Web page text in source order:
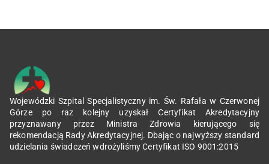
Wojewódzki Szpital Specjalistyczny im. Św. Rafała w Czerwonej
Górze po raz kolejny uzyskał Certyfikat Akredytacyjny
przyznawany przez Ministra Zdrowia kierującego się
rekomendacją Rady Akredytacyjnej. Dbając o najwyższy standard
udzielania świadczeń wdrożyliśmy Certyfikat ISO 9001:2015